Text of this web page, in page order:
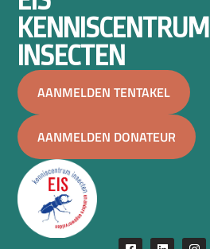
KENNISCENTRUM
INSECTEN
AANMELDEN TENTAKEL
AANMELDEN DONATEUR